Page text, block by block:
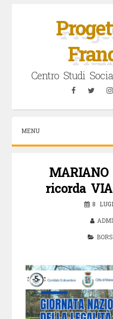
Centro Studi
FacebookTwitter
MENU
MARIANO
ricorda
8